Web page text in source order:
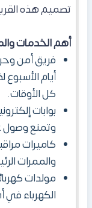
تصميم هذه
أهم الخدمات
أيام
كل الأوقات.
بوابات
وتمنع وصول
كاميرات
والممرات
مولدات
الكهرباء